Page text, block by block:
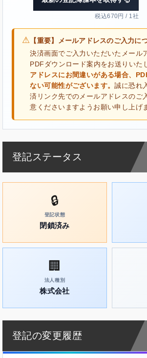
税込670円 / 1社
⚠ 【重要】メールアドレスのご入力に
決済画面でご入力いただいたメール
PDFダウンロード案内をお送りいた
アドレスにお間違いがある場合、
ない可能性がございます。誠に恐れ
済リンク先でのメールアドレスのご
意くださいますようお願い申し上げ
登記ステータス
🔒
登記状態
閉鎖済み
🏢
法人種別
株式会社
登記の変更履歴